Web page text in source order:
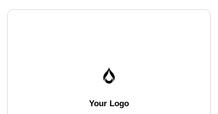
Your Logo